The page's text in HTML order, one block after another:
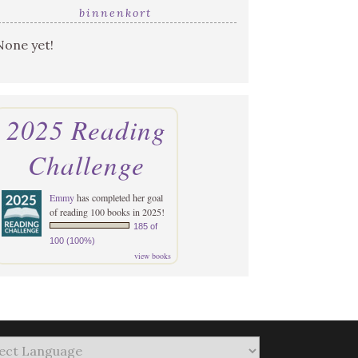
binnenkort
yet!
2025 Reading
Challenge
Emmyhas completed her goal
of reading 100 books in 2025!
185 of
100 (100%)
view books